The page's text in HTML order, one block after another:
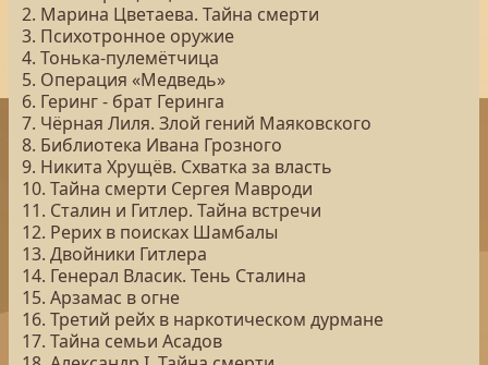
2. Марина Цветаева. Тайна смерти
3. Психотронное оружие
4. Тонька-пулемётчица
5. Операция «Медведь»
6. Геринг - брат Геринга
7. Чёрная Лиля. Злой гений Маяковского
8. Библиотека Ивана Грозного
9. Никита Хрущёв. Схватка за власть
10. Тайна смерти Сергея Мавроди
11. Сталин и Гитлер. Тайна встречи
12. Рерих в поисках Шамбалы
13. Двойники Гитлера
14. Генерал Власик. Тень Сталина
15. Арзамас в огне
16. Третий рейх в наркотическом дурмане
17. Тайна семьи Асадов